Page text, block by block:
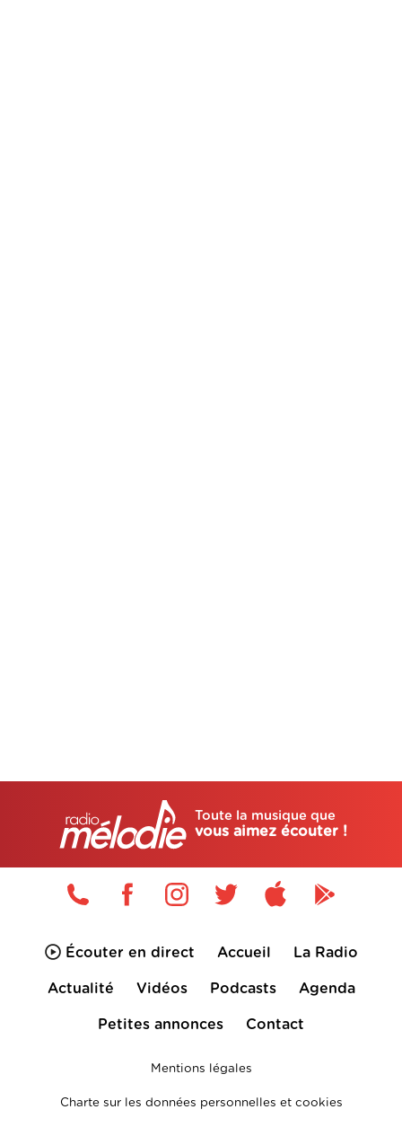
Toute la musique que
vous aimez écouter !
Écouter en direct Accueil La Radio
Actualité Vidéos Podcasts Agenda
Petites annonces Contact
Mentions légales
Charte sur les données personnelles et cookies